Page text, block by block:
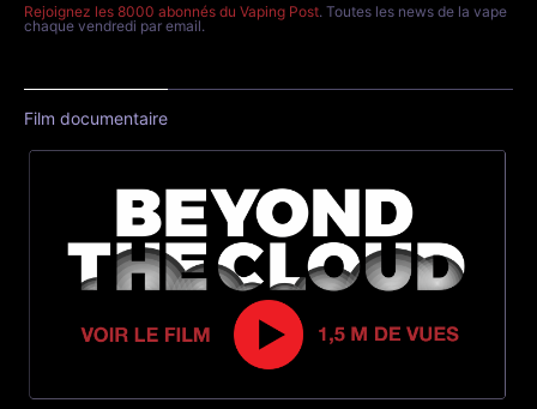
Rejoignez les 8000 abonnés du Vaping Post. Toutes les news de la vape
chaque vendredi par email.
Film documentaire